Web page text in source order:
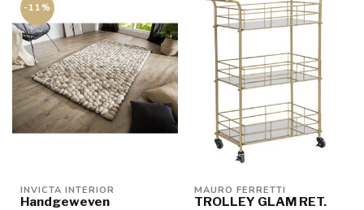
-11%
INVICTA INTERIOR
Handgeweven
MAURO FERRETTI
TROLLEY GLAM RET.